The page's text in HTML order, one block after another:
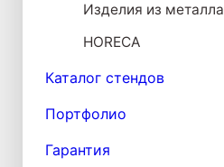
Изделия из металла
HORECA
Каталог стендов
Портфолио
Гарантия